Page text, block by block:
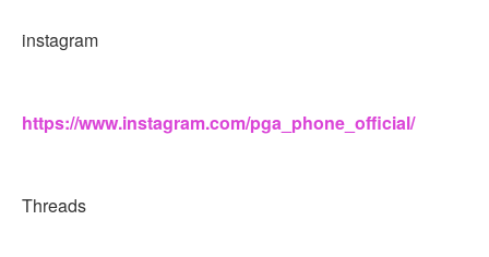
instagram
https://www.instagram.com/pga_phone_official/
Threads